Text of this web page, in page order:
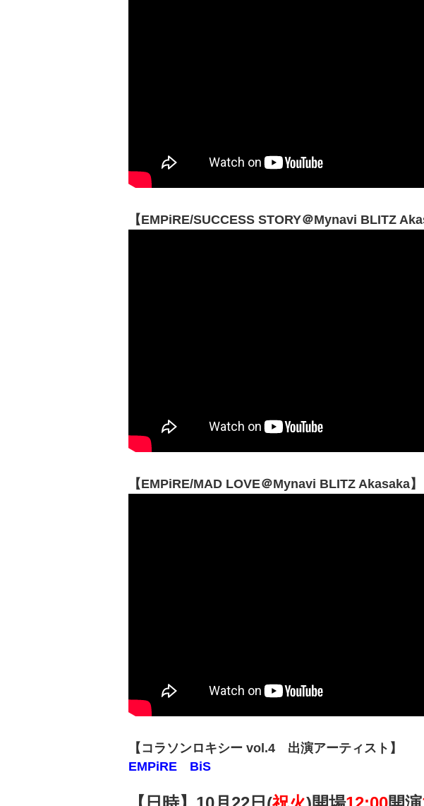
【EMPiRE/SUCCESS STORY＠Mynavi BLITZ
【EMPiRE/MAD LOVE＠Mynavi BLITZ Akasaka】
【コラソンロキシー vol.4 出演アーティスト】
EMPiRE BiS